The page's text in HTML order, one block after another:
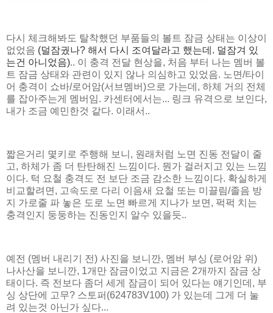
다시 체크해봐도 탈착했던 부품들의 볼트 잠금 상태는 이상이
없었음 (덜잠궜나? 해서 다시 조여달라고 했는데. 덜잠겨 있
는건 아니었음).. 이 충격 전달 현상을, 처음 부터 나는 멤버 볼
트 잠금 상태와 관련이 있지 않나 의심하고 있었음. 노면/타이
어 충격이 쇼바/로어암(서브멤버)으로 가는데, 하체 거의 전체
를 잡아주는게 멤버임. 카센터에서는... 링크 유격으로 보인다,
내가 조금 예민한것 같다. 이래서..
짧은거리 몇키로 주행해 보니, 원래처럼 노면 진동 전달이 줄
고, 하체가 좀 더 탄탄해진 느낌이다. 뭔가 걸러지고 있는 느낌
이다. 턱 요철 충격도 전 보단 조금 감소한 느낌이다. 확실하게
비교할려면, 고속도로 다리 이음새 요철 또는 미끌림/졸음 방
지 가로줄 파 놓은 도로 노면 빠르게 지나가 보면, 퍽퍽 치는
충격인지 둥둥하는 진동인지 알수 있을듯..
예전 (멤버 내리기 전) 사진을 보니깐, 멤버 부싱 (로어암 위)
나사산을 보니깐, 1개만 잠금이었고 지금은 2개까지 잠금 상
태이다. 즉 전보다 좀더 세게 잠금이 되어 있다는 얘기인데, 부
싱 상단에 고무? 스토퍼(624783V100) 가 있는데 그게 더 눌
려 있는것 아닌가 싶다...